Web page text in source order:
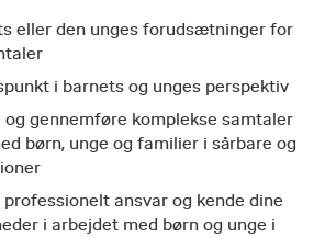
eller den unges forudsætninger for
i barnets og unges perspektiv
gennemføre komplekse samtaler
børn, unge og familier i sårbare og
professionelt ansvar og kende dine
i arbejdet med børn og unge i